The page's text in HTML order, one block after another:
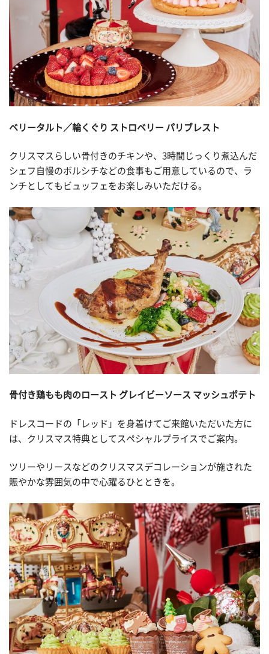
ベリータルト／輪くぐり ストロベリー パリブレスト
クリスマスらしい骨付きのチキンや、3時間じっくり煮込んだ
シェフ自慢のボルシチなどの食事もご用意しているので、ラ
ンチとしてもビュッフェをお楽しみいただける。
骨付き鶏もも肉のロースト グレイビーソース マッシュポテト
ドレスコードの「レッド」を身着けてご来館いただいた方に
は、クリスマス特典としてスペシャルプライスでご案内。
ツリーやリースなどのクリスマスデコレーションが施された
賑やかな雰囲気の中で心躍るひとときを。